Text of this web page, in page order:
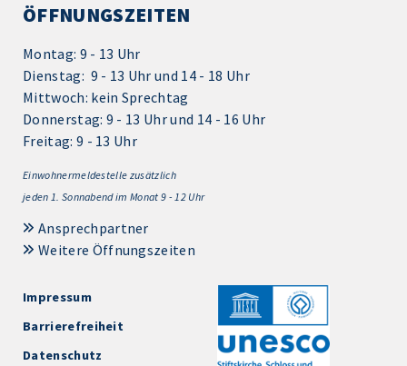
ÖFFNUNGSZEITEN
Montag: 9 - 13 Uhr
Dienstag: 9 - 13 Uhr und 14 - 18 Uhr
Mittwoch: kein Sprechtag
Donnerstag: 9 - 13 Uhr und 14 - 16 Uhr
Freitag: 9 - 13 Uhr
Einwohnermeldestelle zusätzlich
jeden 1. Sonnabend im Monat 9 - 12 Uhr
Ansprechpartner
Weitere Öffnungszeiten
Impressum
Barrierefreiheit
Datenschutz